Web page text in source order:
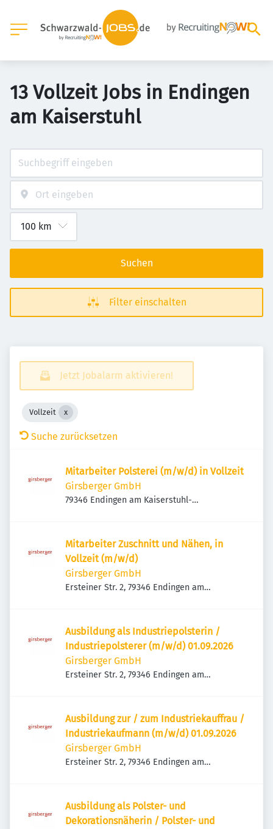
13 Vollzeit Jobs in Endingen
am Kaiserstuhl
Suchen
Filter einschalten
Jetzt Jobalarm aktivieren!
Vollzeit
Suche zurücksetzen
Mitarbeiter Polsterei (m/w/d) in Vollzeit
Girsberger GmbH
79346 Endingen am Kaiserstuhl-
Mitarbeiter Zuschnitt und Nähen, in
Vollzeit (m/w/d)
Girsberger GmbH
Ersteiner Str. 2, 79346 Endingen am
Ausbildung als Industriepolsterin /
Industriepolsterer (m/w/d) 01.09.2026
Girsberger GmbH
Ersteiner Str. 2, 79346 Endingen am
Ausbildung zur / zum Industriekauffrau /
Industriekaufmann (m/w/d) 01.09.2026
Girsberger GmbH
Ersteiner Str. 2, 79346 Endingen am
Ausbildung als Polster- und
Dekorationsnäherin / Polster- und